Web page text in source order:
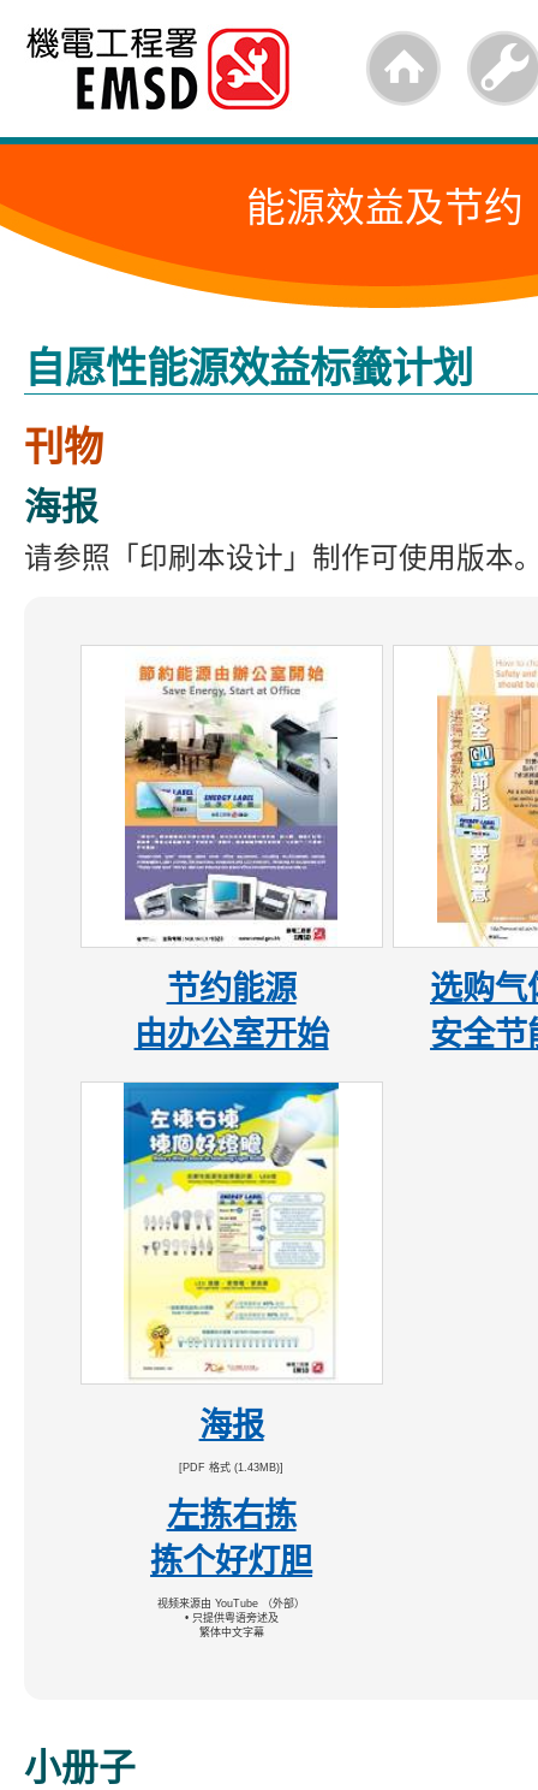
跳
内
的
始
能源效益及节约
自愿性能源效益标籤计划
刊物
海报
请参照「印刷本设计」制作可使用版本
节约能源
由办公室开始
选购气
安全节
海报
[PDF 格式 (1.43MB)]
左拣右拣
拣个好灯胆
视频来源由 YouTube （外部）
• 只提供粤语旁述及
繁体中文字幕
小册子